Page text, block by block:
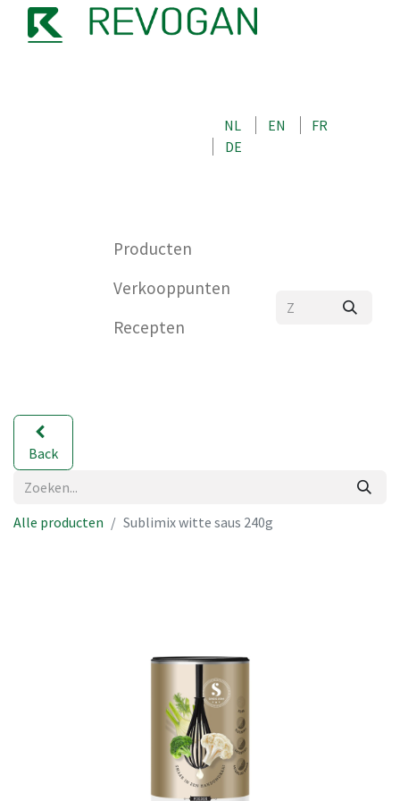
NL EN
FR
DE
Producten
Verkooppunten
Recepten
Back
Alle producten Sublimix witte saus 240g